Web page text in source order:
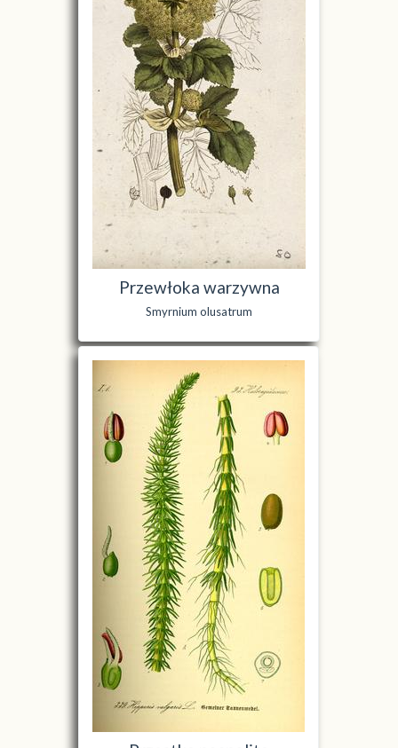
Przewłoka warzywna
Smyrnium olusatrum